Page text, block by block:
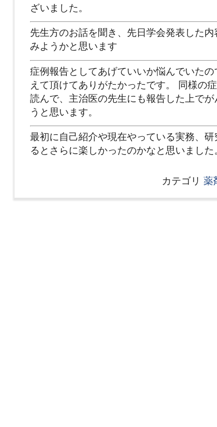
ざいました。
先生方のお話を聞き、先日学会発表した
みようかと思います
症例報告としてあげていいか悩んでいた
えて頂けてありがたかったです。 同様の
読んで、主治医の先生にも報告した上で
うと思います。
最初に自己紹介や現在やっている実務、
るとさらに楽しかったのかなと思いました
カテゴリ 薬